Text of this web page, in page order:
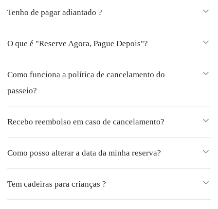
Tenho de pagar adiantado ?
O que é "Reserve Agora, Pague Depois"?
Como funciona a política de cancelamento do
passeio?
Recebo reembolso em caso de cancelamento?
Como posso alterar a data da minha reserva?
Tem cadeiras para crianças ?